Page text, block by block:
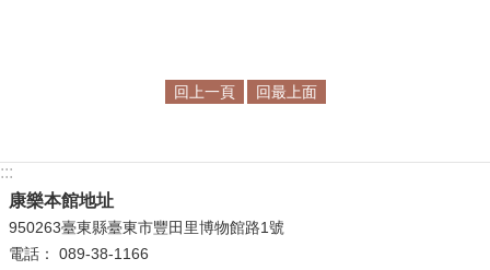
習
索
認
回上一頁 回最上面
:::
康樂本館地址
950263臺東縣臺東市豐田里博物館路1號
電話： 089-38-1166